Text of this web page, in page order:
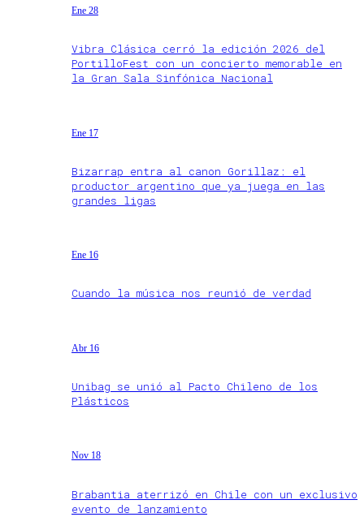
Ene 28
Vibra Clásica cerró la edición 2026 del
PortilloFest con un concierto memorable en
la Gran Sala Sinfónica Nacional
Ene 17
Bizarrap entra al canon Gorillaz: el
productor argentino que ya juega en las
grandes ligas
Ene 16
Cuando la música nos reunió de verdad
Abr 16
Unibag se unió al Pacto Chileno de los
Plásticos
Nov 18
Brabantia aterrizó en Chile con un exclusivo
evento de lanzamiento